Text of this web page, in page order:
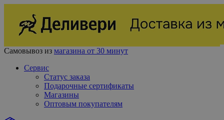
Самовывоз из магазина от 30 минут
Сервис
Статус заказа
Подарочные сертификаты
Магазины
Оптовым покупателям